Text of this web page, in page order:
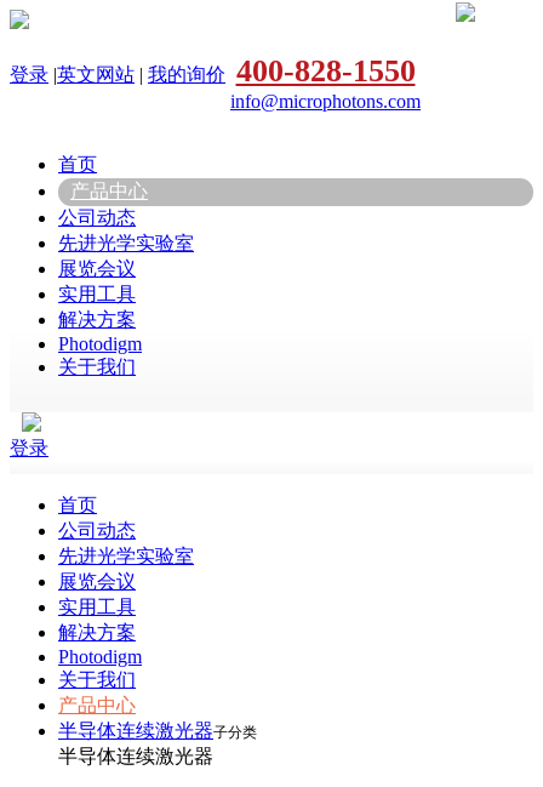
登录 |英文网站 | 我的询价 400-828-1550
info@microphotons.com
首页
产品中心
公司动态
先进光学实验室
展览会议
实用工具
解决方案
Photodigm
关于我们
登录
首页
公司动态
先进光学实验室
展览会议
实用工具
解决方案
Photodigm
关于我们
产品中心
半导体连续激光器子分类
半导体连续激光器